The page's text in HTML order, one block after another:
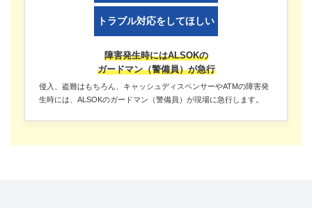
トラブル対応をしてほしい
障害発生時にはALSOKの
ガードマン（警備員）が急行
侵入、盗難はもちろん、キャッシュディスペンサーやATMの障害発
生時には、ALSOKのガードマン（警備員）が現場に急行します。